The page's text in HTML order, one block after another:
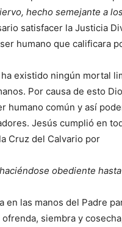
hecho semejante a
satisfacer la Justicia
humano que calificara
existido ningún mortal
Por causa de esto
humano común y así
Jesús cumplió en
Cruz del Calvario por
obediente
en las manos del Padre
siembra y